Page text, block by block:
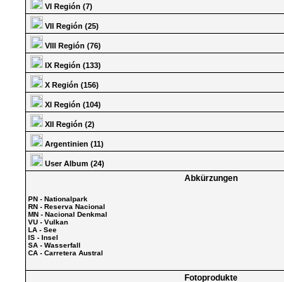
VI Región (7)
VII Región (25)
VIII Región (76)
IX Región (133)
X Región (156)
XI Región (104)
XII Región (2)
Argentinien (11)
User Album (24)
Abkürzungen
PN - Nationalpark
RN - Reserva Nacional
MN - Nacional Denkmal
VU - Vulkan
LA - See
IS - Insel
SA - Wasserfall
CA - Carretera Austral
Fotoprodukte